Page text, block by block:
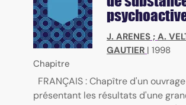
J. ARENES ; A.
GAUTIER | 1998
Chapitre
FRANÇAIS : Chapître d'un ouvrage
présentant les résultats d'une